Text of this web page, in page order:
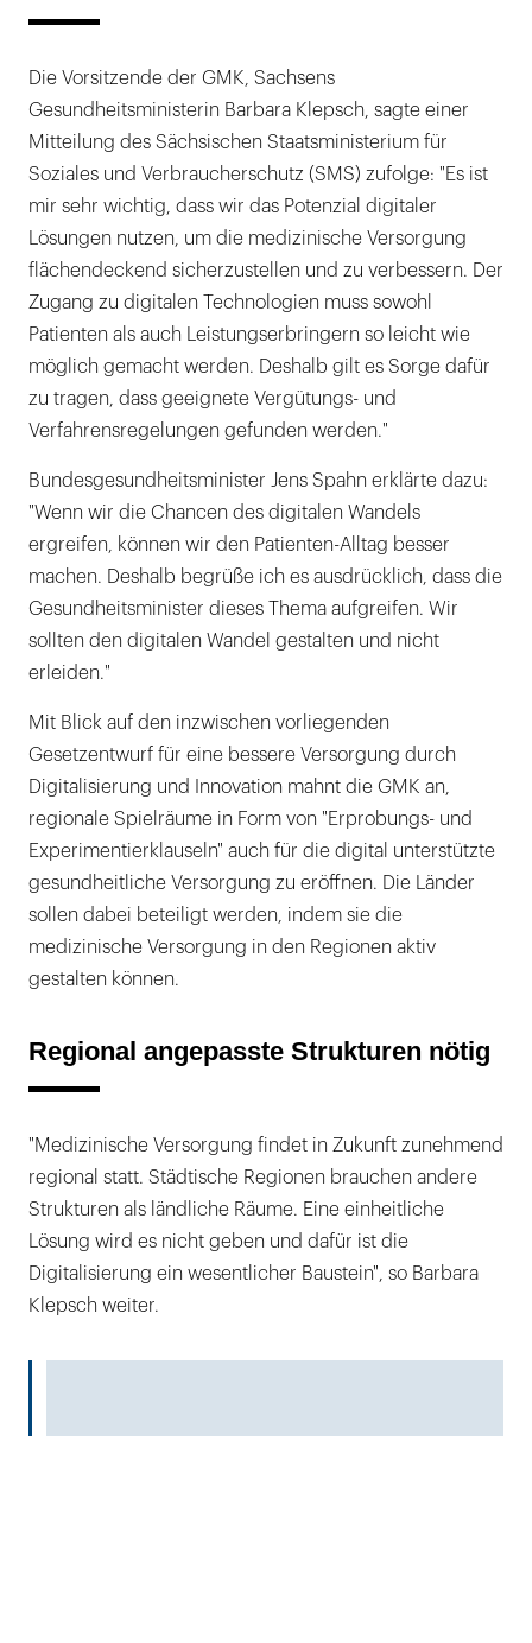
Die Vorsitzende der GMK, Sachsens
Gesundheitsministerin Barbara Klepsch, sagte einer
Mitteilung des Sächsischen Staatsministerium für
Soziales und Verbraucherschutz (SMS) zufolge: "Es ist
mir sehr wichtig, dass wir das Potenzial digitaler
Lösungen nutzen, um die medizinische Versorgung
flächendeckend sicherzustellen und zu verbessern. Der
Zugang zu digitalen Technologien muss sowohl
Patienten als auch Leistungserbringern so leicht wie
möglich gemacht werden. Deshalb gilt es Sorge dafür
zu tragen, dass geeignete Vergütungs- und
Verfahrensregelungen gefunden werden."
Bundesgesundheitsminister Jens Spahn erklärte dazu:
"Wenn wir die Chancen des digitalen Wandels
ergreifen, können wir den Patienten-Alltag besser
machen. Deshalb begrüße ich es ausdrücklich, dass die
Gesundheitsminister dieses Thema aufgreifen. Wir
sollten den digitalen Wandel gestalten und nicht
erleiden."
Mit Blick auf den inzwischen vorliegenden
Gesetzentwurf für eine bessere Versorgung durch
Digitalisierung und Innovation mahnt die GMK an,
regionale Spielräume in Form von "Erprobungs- und
Experimentierklauseln" auch für die digital unterstützte
gesundheitliche Versorgung zu eröffnen. Die Länder
sollen dabei beteiligt werden, indem sie die
medizinische Versorgung in den Regionen aktiv
gestalten können.
Regional angepasste Strukturen nötig
"Medizinische Versorgung findet in Zukunft zunehmend
regional statt. Städtische Regionen brauchen andere
Strukturen als ländliche Räume. Eine einheitliche
Lösung wird es nicht geben und dafür ist die
Digitalisierung ein wesentlicher Baustein", so Barbara
Klepsch weiter.